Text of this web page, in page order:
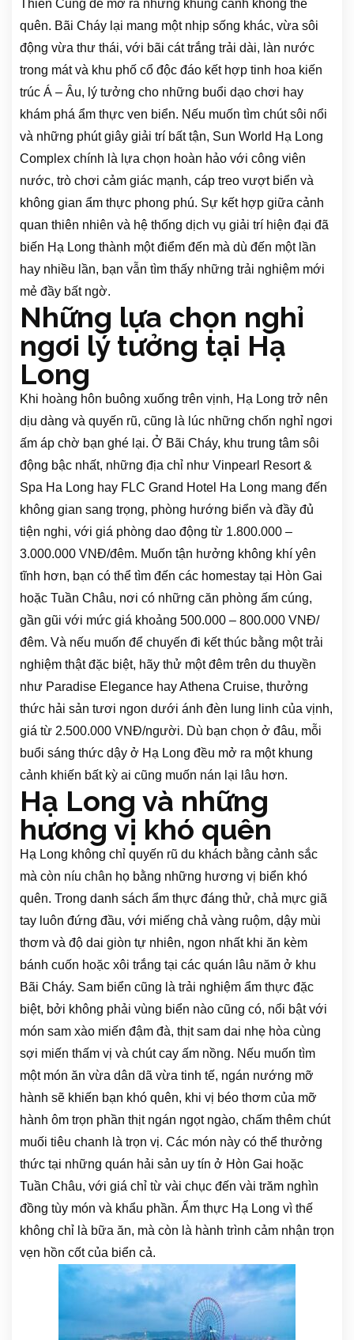
Thiên Cung để mở ra những khung cảnh không thể
quên. Bãi Cháy lại mang một nhịp sống khác, vừa sôi
động vừa thư thái, với bãi cát trắng trải dài, làn nước
trong mát và khu phố cổ độc đáo kết hợp tinh hoa kiến
trúc Á – Âu, lý tưởng cho những buổi dạo chơi hay
khám phá ẩm thực ven biển. Nếu muốn tìm chút sôi nổi
và những phút giây giải trí bất tận, Sun World Hạ Long
Complex chính là lựa chọn hoàn hảo với công viên
nước, trò chơi cảm giác mạnh, cáp treo vượt biển và
không gian ẩm thực phong phú. Sự kết hợp giữa cảnh
quan thiên nhiên và hệ thống dịch vụ giải trí hiện đại đã
biến Hạ Long thành một điểm đến mà dù đến một lần
hay nhiều lần, bạn vẫn tìm thấy những trải nghiệm mới
mẻ đầy bất ngờ.
Những lựa chọn nghỉ
ngơi lý tưởng tại Hạ
Long
Khi hoàng hôn buông xuống trên vịnh, Hạ Long trở nên
dịu dàng và quyến rũ, cũng là lúc những chốn nghỉ ngơi
ấm áp chờ bạn ghé lại. Ở Bãi Cháy, khu trung tâm sôi
động bậc nhất, những địa chỉ như Vinpearl Resort &
Spa Ha Long hay FLC Grand Hotel Ha Long mang đến
không gian sang trọng, phòng hướng biển và đầy đủ
tiện nghi, với giá phòng dao động từ 1.800.000 –
3.000.000 VNĐ/đêm. Muốn tận hưởng không khí yên
tĩnh hơn, bạn có thể tìm đến các homestay tại Hòn Gai
hoặc Tuần Châu, nơi có những căn phòng ấm cúng,
gần gũi với mức giá khoảng 500.000 – 800.000 VNĐ/
đêm. Và nếu muốn để chuyến đi kết thúc bằng một trải
nghiệm thật đặc biệt, hãy thử một đêm trên du thuyền
như Paradise Elegance hay Athena Cruise, thưởng
thức hải sản tươi ngon dưới ánh đèn lung linh của vịnh,
giá từ 2.500.000 VNĐ/người. Dù bạn chọn ở đâu, mỗi
buổi sáng thức dậy ở Hạ Long đều mở ra một khung
cảnh khiến bất kỳ ai cũng muốn nán lại lâu hơn.
Hạ Long và những
hương vị khó quên
Hạ Long không chỉ quyến rũ du khách bằng cảnh sắc
mà còn níu chân họ bằng những hương vị biển khó
quên. Trong danh sách ẩm thực đáng thử, chả mực giã
tay luôn đứng đầu, với miếng chả vàng ruộm, dậy mùi
thơm và độ dai giòn tự nhiên, ngon nhất khi ăn kèm
bánh cuốn hoặc xôi trắng tại các quán lâu năm ở khu
Bãi Cháy. Sam biển cũng là trải nghiệm ẩm thực đặc
biệt, bởi không phải vùng biển nào cũng có, nổi bật với
món sam xào miến đậm đà, thịt sam dai nhẹ hòa cùng
sợi miến thấm vị và chút cay ấm nồng. Nếu muốn tìm
một món ăn vừa dân dã vừa tinh tế, ngán nướng mỡ
hành sẽ khiến bạn khó quên, khi vị béo thơm của mỡ
hành ôm trọn phần thịt ngán ngọt ngào, chấm thêm chút
muối tiêu chanh là trọn vị. Các món này có thể thưởng
thức tại những quán hải sản uy tín ở Hòn Gai hoặc
Tuần Châu, với giá chỉ từ vài chục đến vài trăm nghìn
đồng tùy món và khẩu phần. Ẩm thực Hạ Long vì thế
không chỉ là bữa ăn, mà còn là hành trình cảm nhận trọn
vẹn hồn cốt của biển cả.